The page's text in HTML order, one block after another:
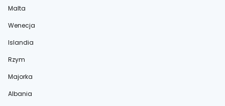
Malta
Wenecja
Islandia
Rzym
Majorka
Albania